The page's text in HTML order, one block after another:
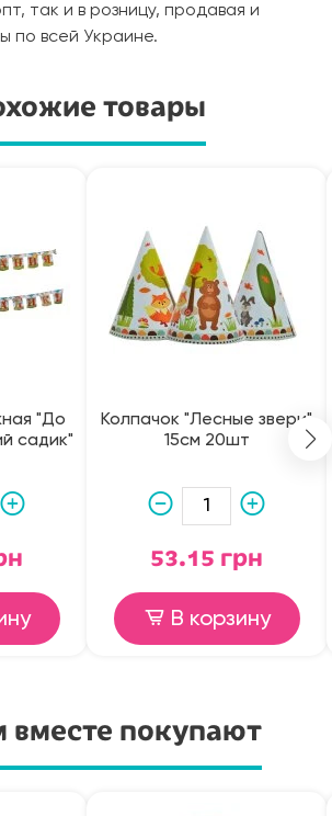
так и в розницу, продавая и
по всей Украине.
товары
"До
садик"
Колпачок "Лесные звери"
15см 20шт
53.15 грн
В корзину
вместе покупают